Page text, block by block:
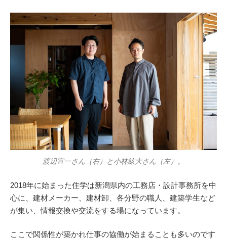
渡辺宣一さん（右）と小林紘大さん（左）。
2018年に始まった住学は新潟県内の工務店・設計事務所を中
心に、建材メーカー、建材卸、各分野の職人、建築学生など
が集い、情報交換や交流をする場になっています。
ここで関係性が築かれ仕事の協働が始まることも多いのです